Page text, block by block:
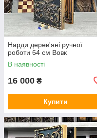
Нарди дерев'яні ручної
роботи 64 см Вовк
В наявності
16 000 ₴
Купити